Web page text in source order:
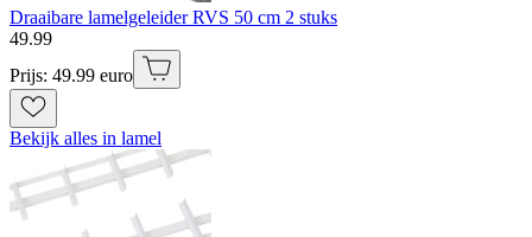
Draaibare lamelgeleider RVS 50 cm 2 stuks
49.99
Prijs: 49.99 euro
Bekijk alles in lamel